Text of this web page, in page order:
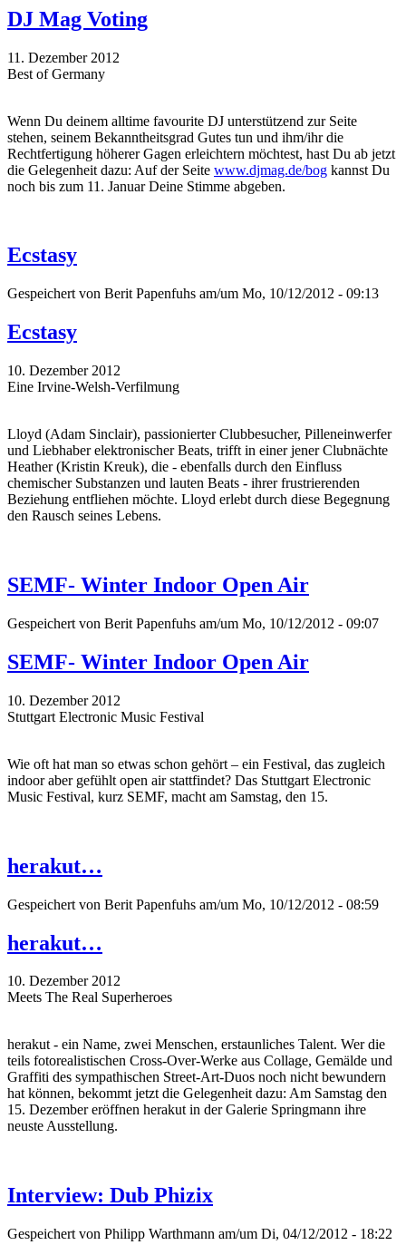
DJ Mag Voting
11. Dezember 2012
Best of Germany
Wenn Du deinem alltime favourite DJ unterstützend zur Seite
stehen, seinem Bekanntheitsgrad Gutes tun und ihm/ihr die
Rechtfertigung höherer Gagen erleichtern möchtest, hast Du ab jetzt
die Gelegenheit dazu: Auf der Seite www.djmag.de/bog kannst Du
noch bis zum 11. Januar Deine Stimme abgeben.
Ecstasy
Gespeichert von Berit Papenfuhs am/um Mo, 10/12/2012 - 09:13
Ecstasy
10. Dezember 2012
Eine Irvine-Welsh-Verfilmung
Lloyd (Adam Sinclair), passionierter Clubbesucher, Pilleneinwerfer
und Liebhaber elektronischer Beats, trifft in einer jener Clubnächte
Heather (Kristin Kreuk), die - ebenfalls durch den Einfluss
chemischer Substanzen und lauten Beats - ihrer frustrierenden
Beziehung entfliehen möchte. Lloyd erlebt durch diese Begegnung
den Rausch seines Lebens.
SEMF- Winter Indoor Open Air
Gespeichert von Berit Papenfuhs am/um Mo, 10/12/2012 - 09:07
SEMF- Winter Indoor Open Air
10. Dezember 2012
Stuttgart Electronic Music Festival
Wie oft hat man so etwas schon gehört – ein Festival, das zugleich
indoor aber gefühlt open air stattfindet? Das Stuttgart Electronic
Music Festival, kurz SEMF, macht am Samstag, den 15.
herakut…
Gespeichert von Berit Papenfuhs am/um Mo, 10/12/2012 - 08:59
herakut…
10. Dezember 2012
Meets The Real Superheroes
herakut - ein Name, zwei Menschen, erstaunliches Talent. Wer die
teils fotorealistischen Cross-Over-Werke aus Collage, Gemälde und
Graffiti des sympathischen Street-Art-Duos noch nicht bewundern
hat können, bekommt jetzt die Gelegenheit dazu: Am Samstag den
15. Dezember eröffnen herakut in der Galerie Springmann ihre
neuste Ausstellung.
Interview: Dub Phizix
Gespeichert von Philipp Warthmann am/um Di, 04/12/2012 - 18:22